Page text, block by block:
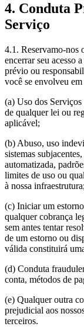
4. Conduta
Serviço
4.1. Reservamo-nos
encerrar seu acesso
prévio ou
você se envolveu
(a) Uso dos
de qualquer lei ou
aplicável;
(b) Abuso, uso
sistemas
automatizada,
limites de uso ou
à nossa infraestrutura;
(c) Iniciar um
qualquer cobrança
sem antes tentar
de um estorno ou
válida constituirá
(d) Conduta
conta, métodos de
(e) Qualquer outra
prejudicial aos
terceiros.